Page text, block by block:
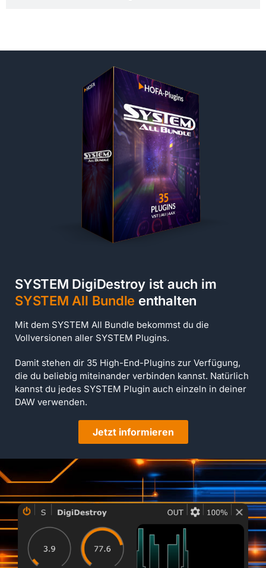
SYSTEM DigiDestroy ist auch im
SYSTEM All Bundle enthalten
Mit dem SYSTEM All Bundle bekommst du die
Vollversionen aller SYSTEM Plugins.
Damit stehen dir 35 High-End-Plugins zur Verfügung,
die du beliebig miteinander verbinden kannst. Natürlich
kannst du jedes SYSTEM Plugin auch einzeln in deiner
DAW verwenden.
Jetzt informieren